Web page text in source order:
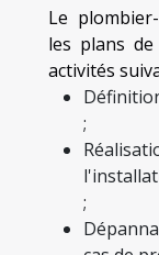
Le
les plans
activités
;
;